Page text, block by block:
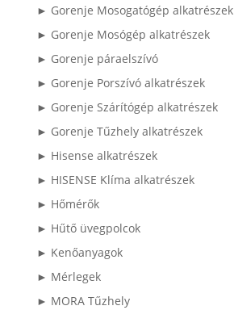
► Gorenje Mosogatógép alkatrészek
► Gorenje Mosógép alkatrészek
► Gorenje páraelszívó
► Gorenje Porszívó alkatrészek
► Gorenje Szárítógép alkatrészek
► Gorenje Tűzhely alkatrészek
► Hisense alkatrészek
► HISENSE Klíma alkatrészek
► Hőmérők
► Hűtő üvegpolcok
► Kenőanyagok
► Mérlegek
► MORA Tűzhely